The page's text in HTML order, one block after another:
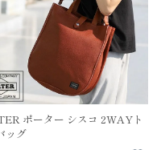
ポーター シスコ 2WAYト
ッグ